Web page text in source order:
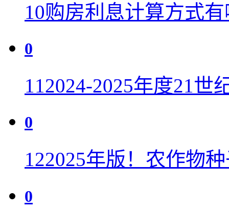
10购房利息计算方式
0
112024-2025年度21世
0
122025年版！农作物
0